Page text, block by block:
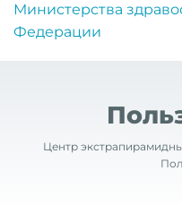
Министерства
Федерации
Центр